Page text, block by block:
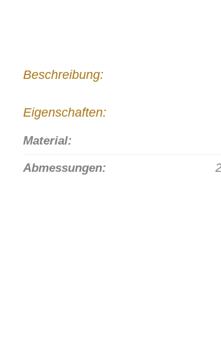
Beschreibung:
Eigenschaften:
Material:
Abmessungen: